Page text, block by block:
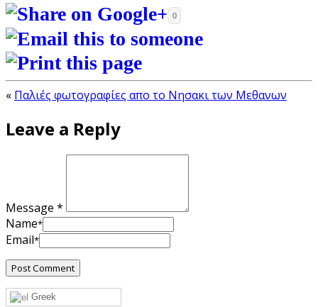
0
« Παλιές φωτογραφίες απο το Νησακι των Μεθανων
Leave a Reply
Message *
Name*
Email*
Greek